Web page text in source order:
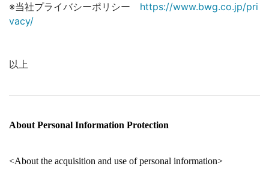
※当社プライバシーポリシー https://www.bwg.co.jp/pri
vacy/
以上
About Personal Information Protection
<About the acquisition and use of personal information>